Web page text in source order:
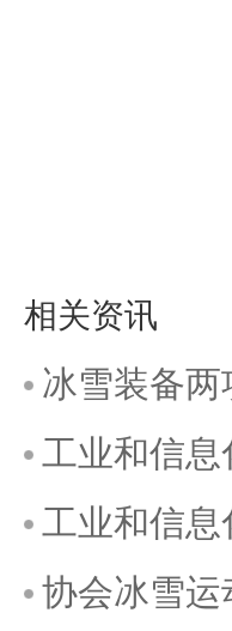
相关资讯
冰雪装备
工业和信
工业和信
协会冰雪